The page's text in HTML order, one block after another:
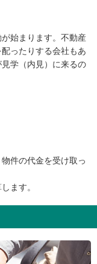
始まります。不動産
ったりする会社もあ
学（内見）に来るの
件の代金を受け取っ
ます。